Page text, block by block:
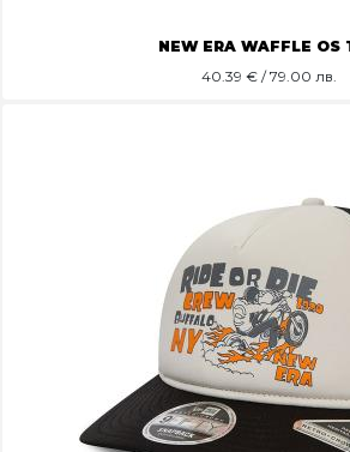
NEW ERA WAFFLE OS
40.39 € / 79.00 лв.